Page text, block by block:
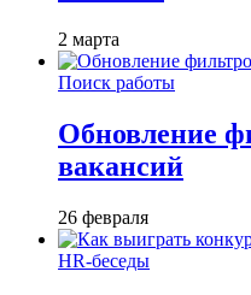
2 марта
Поиск работы
Обновление
вакансий
26 февраля
HR-беседы